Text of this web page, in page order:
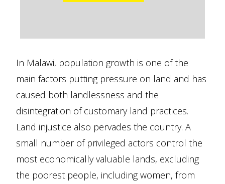
In Malawi, population growth is one of the
main factors putting pressure on land and has
caused both landlessness and the
disintegration of customary land practices.
Land injustice also pervades the country. A
small number of privileged actors control the
most economically valuable lands, excluding
the poorest people, including women, from